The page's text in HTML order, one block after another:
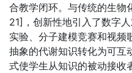
合教学闭环。与传统的生
21]，创新性地引入了数字
实验、分子建模竞赛和视频
抽象的代谢知识转化为可互
式使学生从知识的被动接收